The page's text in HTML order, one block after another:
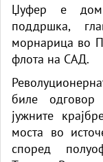
Џуфер е дом
поддршка,
морнарица во
флота на САД.
биле
јужните
моста во
според